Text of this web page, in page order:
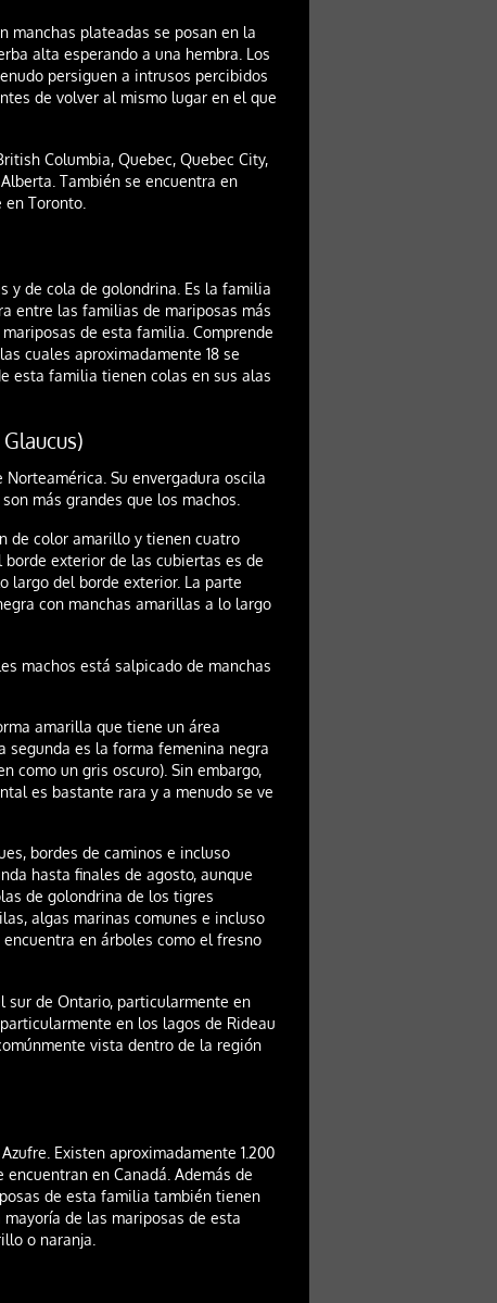
manchas plateadas se posan en la
alta esperando a una hembra. Los
persiguen a intrusos percibidos
de volver al mismo lugar en el que
Columbia, Quebec, Quebec City,
También se encuentra en
Toronto.
y de cola de golondrina. Es la familia
entre las familias de mariposas más
de esta familia. Comprende
cuales aproximadamente 18 se
esta familia tienen colas en sus alas
Su envergadura oscila
más grandes que los machos.
de color amarillo y tienen cuatro
exterior de las cubiertas es de
largo del borde exterior. La parte
con manchas amarillas a lo largo
machos está salpicado de manchas
amarilla que tiene un área
segunda es la forma femenina negra
como un gris oscuro). Sin embargo,
es bastante rara y a menudo se ve
bordes de caminos e incluso
hasta finales de agosto, aunque
de golondrina de los tigres
algas marinas comunes e incluso
en árboles como el fresno
sur de Ontario, particularmente en
en los lagos de Rideau
vista dentro de la región
Existen aproximadamente 1.200
en Canadá. Además de
de esta familia también tienen
de las mariposas de esta
o naranja.